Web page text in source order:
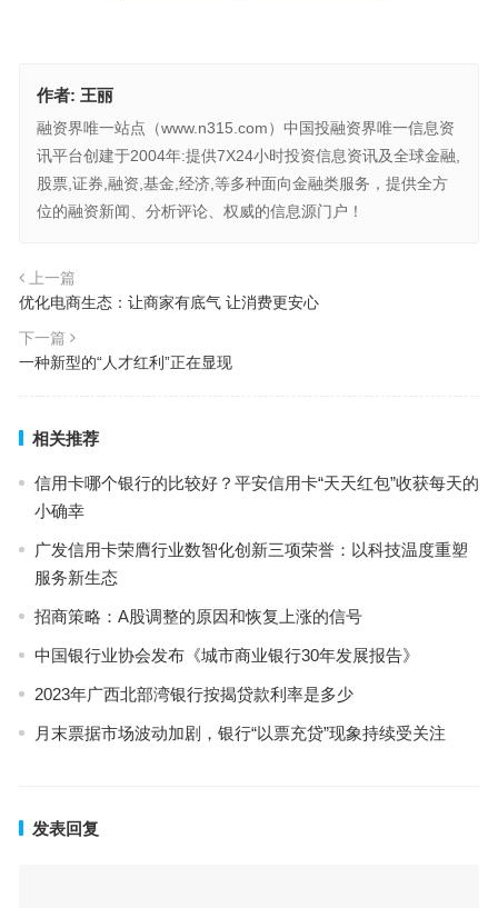
作者: 王丽
融资界唯一站点（www.n315.com）中国投融资界唯一信息资
讯平台创建于2004年:提供7X24小时投资信息资讯及全球金融,
股票,证券,融资,基金,经济,等多种面向金融类服务，提供全方
位的融资新闻、分析评论、权威的信息源门户！
上一篇
优化电商生态：让商家有底气 让消费更安心
下一篇
一种新型的“人才红利”正在显现
相关推荐
信用卡哪个银行的比较好？平安信用卡“天天红包”收获每天的
小确幸
广发信用卡荣膺行业数智化创新三项荣誉：以科技温度重塑
服务新生态
招商策略：A股调整的原因和恢复上涨的信号
中国银行业协会发布《城市商业银行30年发展报告》
2023年广西北部湾银行按揭贷款利率是多少
月末票据市场波动加剧，银行“以票充贷”现象持续受关注
发表回复